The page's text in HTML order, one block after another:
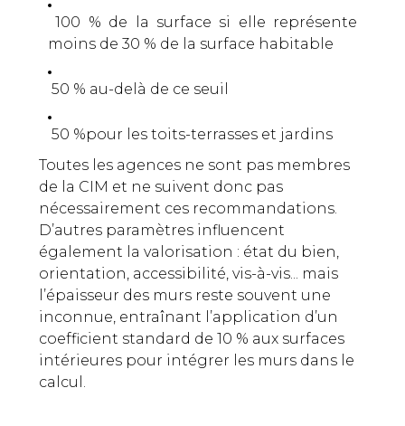
100 % de la surface si elle représente
moins de 30 % de la surface habitable
50 % au-delà de ce seuil
50 %pour les toits-terrasses et jardins
Toutes les agences ne sont pas membres
de la CIM et ne suivent donc pas
nécessairement ces recommandations.
D’autres paramètres influencent
également la valorisation : état du bien,
orientation, accessibilité, vis-à-vis... mais
l’épaisseur des murs reste souvent une
inconnue, entraînant l’application d’un
coefficient standard de 10 % aux surfaces
intérieures pour intégrer les murs dans le
calcul.